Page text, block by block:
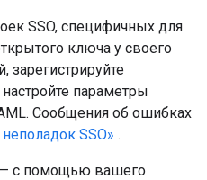
SSO, специфичных для
ключа у своего
зарегистрируйте
параметры
Сообщения об ошибках
SSO» .
— с помощью вашего